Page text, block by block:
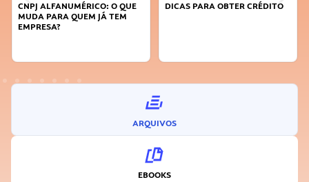
CNPJ ALFANUMÉRICO: O QUE
MUDA PARA QUEM JÁ TEM
EMPRESA?
DICAS PARA OBTER CRÉDITO
ARQUIVOS
EBOOKS